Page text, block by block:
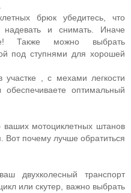
брюк убедитесь, что
надевать и снимать. Иначе
Также можно выбрать
под ступнями для хорошей
, с мехами легкости
оптимальный
мотоциклетных штанов
Вот почему лучше обратиться
двухколесный транспорт
или скутер, важно выбрать